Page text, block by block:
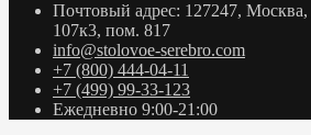
Почтовый адрес: 127247,
107к3, пом. 817
info@stolovoe-serebro.com
+7 (800) 444-04-11
+7 (499) 99-33-123
Ежедневно 9:00-21:00